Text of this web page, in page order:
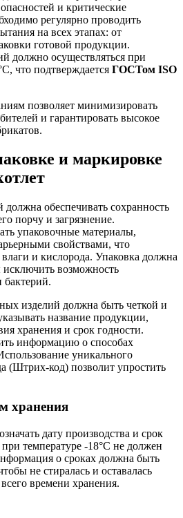
и критические
регулярно проводить
на всех этапах: от
готовой продукции.
должно осуществляться при
что подтверждается ГОСТом ISO
позволяет минимизировать
и гарантировать высокое
и маркировке
обеспечивать сохранность
порчу и загрязнение.
упаковочные материалы,
свойствами, что
и кислорода. Упаковка должна
возможность
бактерий.
изделий должна быть четкой и
название продукции,
хранения и срок годности.
информацию о способах
уникального
(Штрих-код) позволит упростить
хранения
дату производства и срок
температуре -18°C не должен
о сроках должна быть
не стиралась и оставалась
времени хранения.